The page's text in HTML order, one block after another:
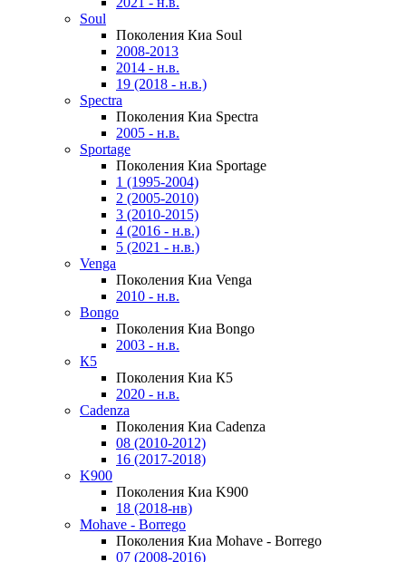
Soul
Поколения Киа Soul
2008-2013
2014 - н.в.
19 (2018 - н.в.)
Spectra
Поколения Киа Spectra
2005 - н.в.
Sportage
Поколения Киа Sportage
1 (1995-2004)
2 (2005-2010)
3 (2010-2015)
4 (2016 - н.в.)
5 (2021 - н.в.)
Venga
Поколения Киа Venga
2010 - н.в.
Bongo
Поколения Киа Bongo
2003 - н.в.
К5
Поколения Киа К5
2020 - н.в.
Cadenza
Поколения Киа Cadenza
08 (2010-2012)
16 (2017-2018)
K900
Поколения Киа K900
18 (2018-нв)
Mohave - Borrego
Поколения Киа Mohave - Borrego
07 (2008-2016)